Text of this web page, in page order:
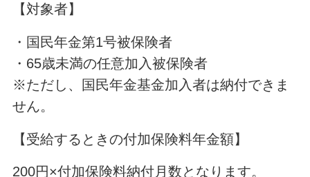
【対象者】
・国民年金第1号被保険者
・65歳未満の任意加入被保険者
※ただし、国民年金基金加入者は納付できま
せん。
【受給するときの付加保険料年金額】
200円×付加保険料納付月数となります。